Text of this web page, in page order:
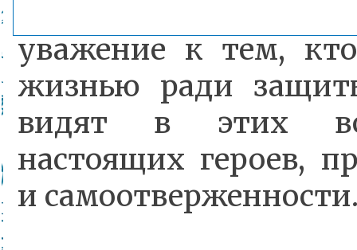
уважение к тем,
жизнью ради
видят в этих
настоящих героев,
и